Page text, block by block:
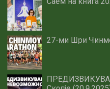
27-ми Шри